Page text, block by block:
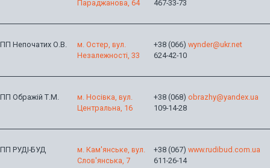
Параджанова, 64
467-33-73
ПП Непочатих О.В.
м. Остер, вул.
Незалежності, 33
+38 (066)
624-42-10
wynder@ukr.net
ПП Ображій Т.М.
м. Носівка, вул.
Центральна, 16
+38 (068)
109-14-28
obrazhy@yandex.ua
ПП РУДІ-БУД
м. Кам'янське, вул.
Слов'янська, 7
+38 (067)
611-26-14
www.rudibud.com.ua